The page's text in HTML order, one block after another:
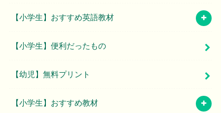
【小学生】おすすめ英語教材
【小学生】便利だったもの
【幼児】無料プリント
【小学生】おすすめ教材